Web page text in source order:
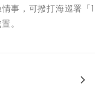
事，可撥打海巡署「1
。